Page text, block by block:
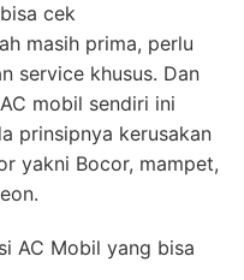
cek
masih prima, perlu
service khusus. Dan
mobil sendiri ini
prinsipnya kerusakan
yakni Bocor, mampet,
AC Mobil yang bisa